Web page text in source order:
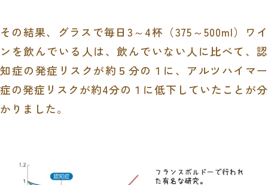
その結果、グラスで毎日 3～ 4杯（375～500ml）ワイ
ンを飲んでいる人は、飲んでいない人に比べて、認
知症の発症リスクが約５分の１に、アルツハイマー
症の発症リスクが約4分の１に低下していたことが分
かりました。